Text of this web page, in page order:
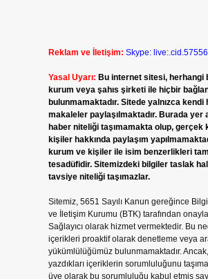
Reklam ve İletişim: Skype:
Yasal Uyarı: Bu internet sitesi, herhangi
kurum veya şahıs şirketi ile hiçbir
bulunmamaktadır. Sitede yalnızca kendi
makaleler paylaşılmaktadır. Burada yer
haber niteliği taşımamakta olup, gerçek
kişiler hakkında paylaşım
kurum ve kişiler ile isim benzerlikleri
tesadüfidir. Sitemizdeki bilgiler taslak
tavsiye niteliği taşımazlar.
Sitemiz, 5651 Sayılı Kanun gereğince
ve İletişim Kurumu (BTK) tarafından
Sağlayıcı olarak hizmet vermektedir. Bu
içerikleri proaktif olarak denetleme veya
yükümlülüğümüz bulunmamaktadır.
yazdıkları içeriklerin sorumluluğunu
üye olarak bu sorumluluğu kabul etmiş